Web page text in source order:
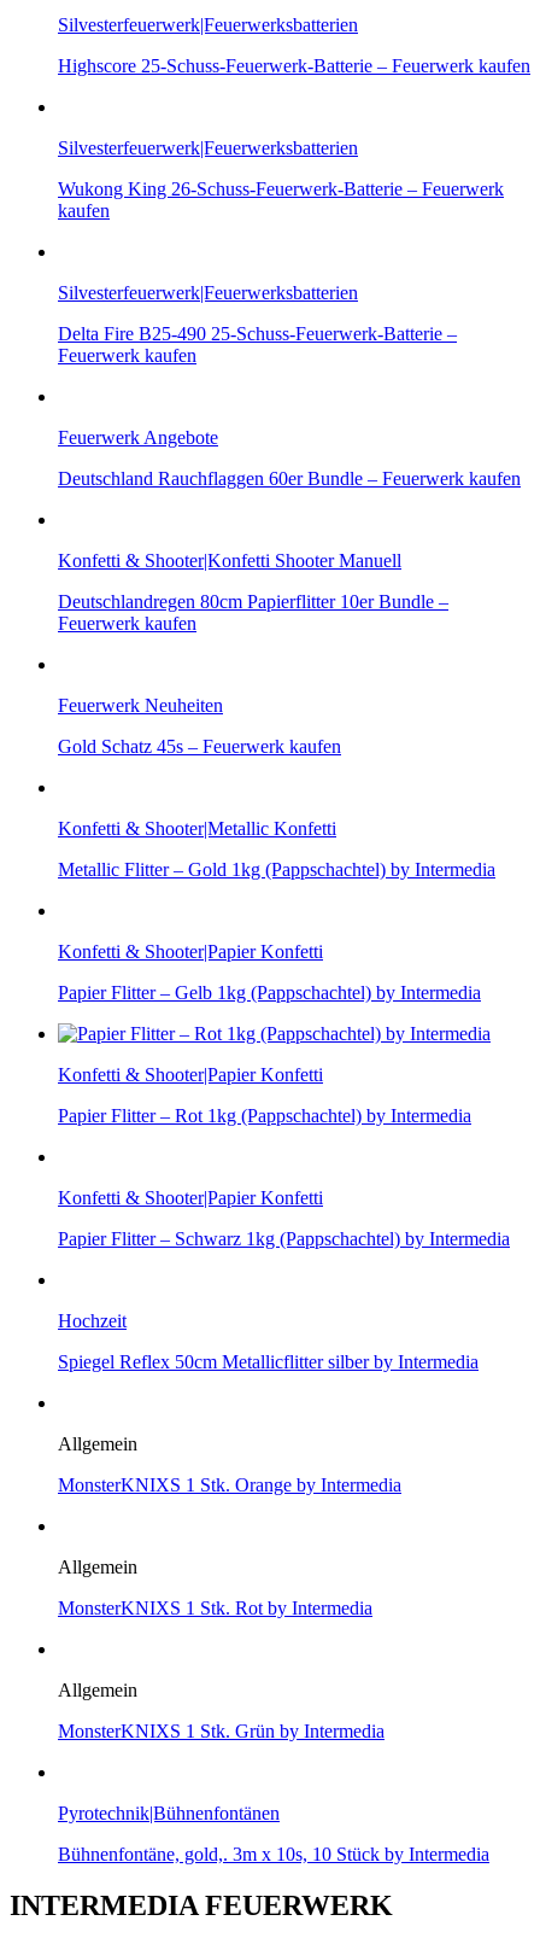
Silvesterfeuerwerk|Feuerwerksbatterien
Highscore 25-Schuss-Feuerwerk-Batterie – Feuerwerk kaufen
Silvesterfeuerwerk|Feuerwerksbatterien
Wukong King 26-Schuss-Feuerwerk-Batterie – Feuerwerk
kaufen
Silvesterfeuerwerk|Feuerwerksbatterien
Delta Fire B25-490 25-Schuss-Feuerwerk-Batterie –
Feuerwerk kaufen
Feuerwerk Angebote
Deutschland Rauchflaggen 60er Bundle – Feuerwerk kaufen
Konfetti & Shooter|Konfetti Shooter Manuell
Deutschlandregen 80cm Papierflitter 10er Bundle –
Feuerwerk kaufen
Feuerwerk Neuheiten
Gold Schatz 45s – Feuerwerk kaufen
Konfetti & Shooter|Metallic Konfetti
Metallic Flitter – Gold 1kg (Pappschachtel) by Intermedia
Konfetti & Shooter|Papier Konfetti
Papier Flitter – Gelb 1kg (Pappschachtel) by Intermedia
Konfetti & Shooter|Papier Konfetti
Papier Flitter – Rot 1kg (Pappschachtel) by Intermedia
Konfetti & Shooter|Papier Konfetti
Papier Flitter – Schwarz 1kg (Pappschachtel) by Intermedia
Hochzeit
Spiegel Reflex 50cm Metallicflitter silber by Intermedia
Allgemein
MonsterKNIXS 1 Stk. Orange by Intermedia
Allgemein
MonsterKNIXS 1 Stk. Rot by Intermedia
Allgemein
MonsterKNIXS 1 Stk. Grün by Intermedia
Pyrotechnik|Bühnenfontänen
Bühnenfontäne, gold,. 3m x 10s, 10 Stück by Intermedia
INTERMEDIA FEUERWERK